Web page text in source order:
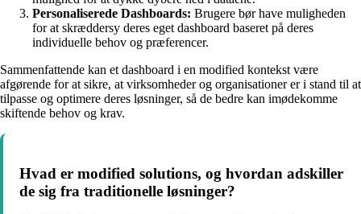
Personaliserede Dashboards: Brugere bør have muligheden
for at skræddersy deres eget dashboard baseret på deres
individuelle behov og præferencer.
Sammenfattende kan et dashboard i en modified kontekst være
afgørende for at sikre, at virksomheder og organisationer er i stand til at
tilpasse og optimere deres løsninger, så de bedre kan imødekomme
skiftende behov og krav.
Hvad er modified solutions, og hvordan adskiller
de sig fra traditionelle løsninger?